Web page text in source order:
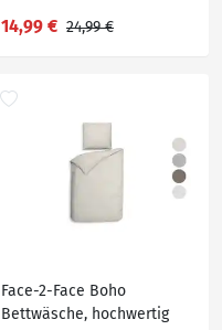
14,99 € 24,99 €
Face-2-Face Boho
Bettwäsche, hochwertig